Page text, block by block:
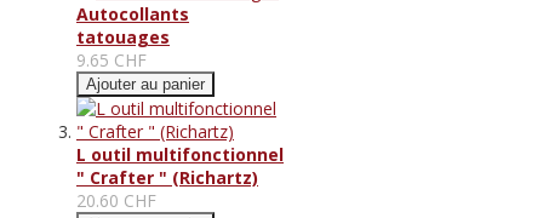
Autocollants
tatouages
9.65 CHF
Ajouter au panier
L outil multifonctionnel
" Crafter " (Richartz)
20.60 CHF